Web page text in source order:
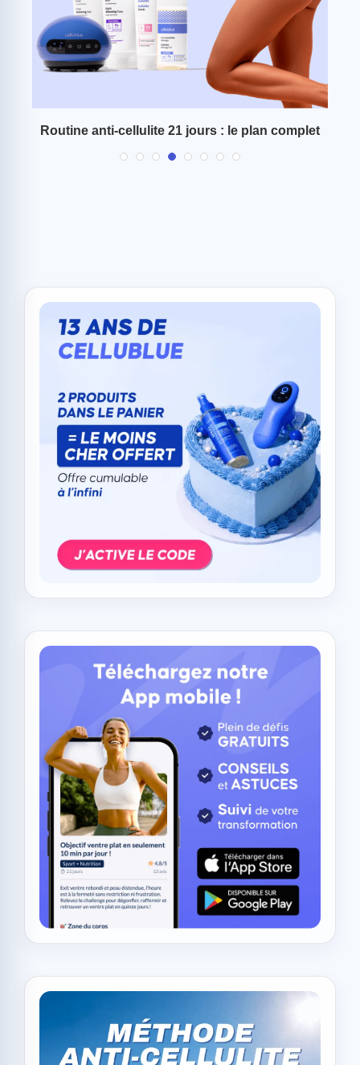
Routine anti-cellulite 21 jours : le plan complet